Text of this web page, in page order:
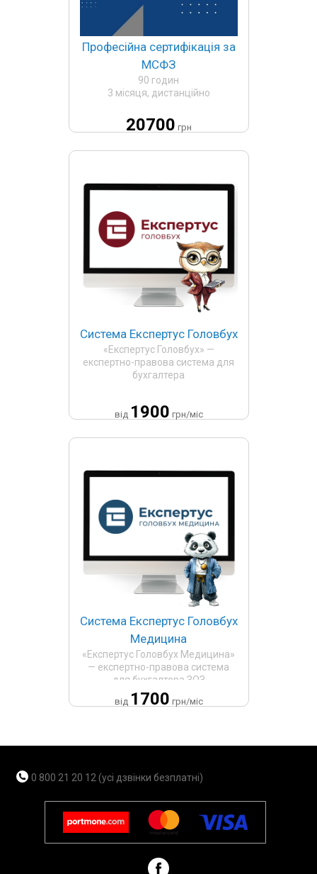
Професійна сертифікація за
МСФЗ
90 годин
3 місяця, дистанційно
20700 грн
Система Експертус Головбух
«Експертус Головбух» —
експертно-правова система для
бухгалтера
від 1900 грн/міс
Система Експертус Головбух
Медицина
«Експертус Головбух Медицина»
— експертно-правова система
для бухгалтера ЗОЗ
від 1700 грн/міс
0 800 21 20 12 (усі дзвінки безплатні)